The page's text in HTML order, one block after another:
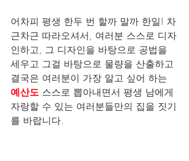
어차피 평생 한두 번 할까 말까 한일! 차
근차근 따라오셔서, 여러분 스스로 디자
인하고, 그 디자인을 바탕으로 공법을
세우고 그걸 바탕으로 물량을 산출하고
결국은 여러분이 가장 알고 싶어 하는
예산도 스스로 뽑아내면서 평생 남에게
자랑할 수 있는 여러분들만의 집을 짓기
를 바랍니다.